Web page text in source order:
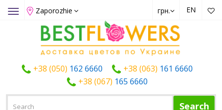
Toggle Zaporozhie EN
грн.
+38 (050) 162 6660 +38 (063) 161 6660
+38 (067) 165 6660
Search